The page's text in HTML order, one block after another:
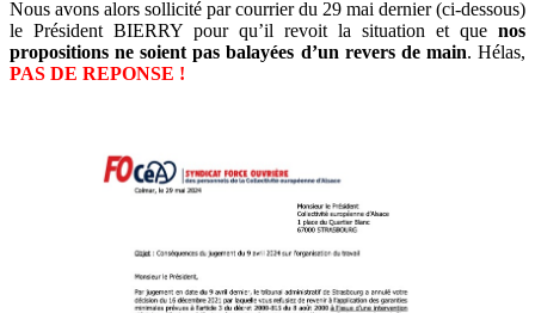
Nous avons alors sollicité par courrier du 29 mai dernier (ci-dessous)
le Président BIERRY pour qu’il revoit la situation et que nos
propositions ne soient pas balayées d’un revers de main. Hélas,
PAS DE REPONSE !